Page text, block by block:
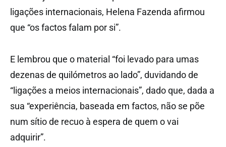
ligações internacionais, Helena Fazenda afirmou
que “os factos falam por si”.
E lembrou que o material “foi levado para umas
dezenas de quilómetros ao lado”, duvidando de
“ligações a meios internacionais”, dado que, dada a
sua “experiência, baseada em factos, não se põe
num sítio de recuo à espera de quem o vai
adquirir”.